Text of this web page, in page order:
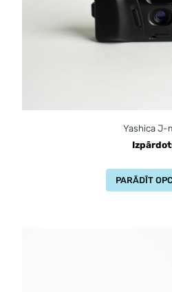
Yashica J-
PARĀDĪT